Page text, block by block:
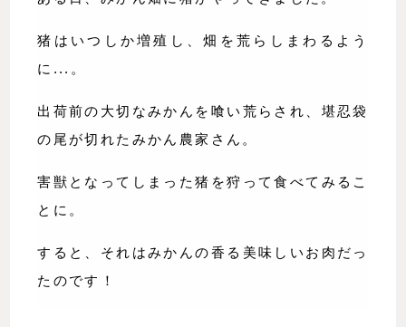
猪はいつしか増殖し、畑を荒らしまわるよう
に...。
出荷前の大切なみかんを喰い荒らされ、堪忍袋
の尾が切れたみかん農家さん。
害獣となってしまった猪を狩って食べてみるこ
とに。
すると、それはみかんの香る美味しいお肉だっ
たのです！